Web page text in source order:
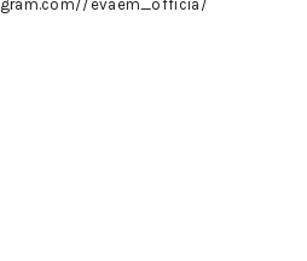
evaem_officia/